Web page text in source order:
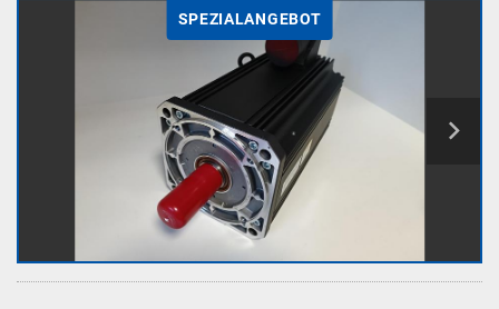
SPEZIALANGEBOT